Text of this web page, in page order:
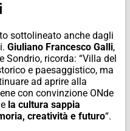
sottolineato anche dagli
Giuliano Francesco Galli,
Sondrio, ricorda: “Villa del
e paesaggistico, ma
ad aprire alla
con convinzione ONde
la cultura sappia
creatività e futuro“.